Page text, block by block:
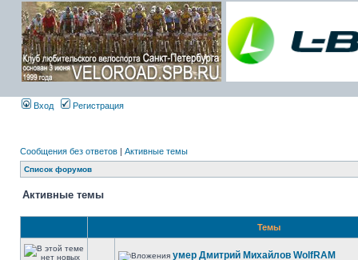
Вход Регистрация
Сообщения без ответов | Активные темы
Список форумов
Активные темы
Темы
умер Дмитрий Михайлов WolfRAM